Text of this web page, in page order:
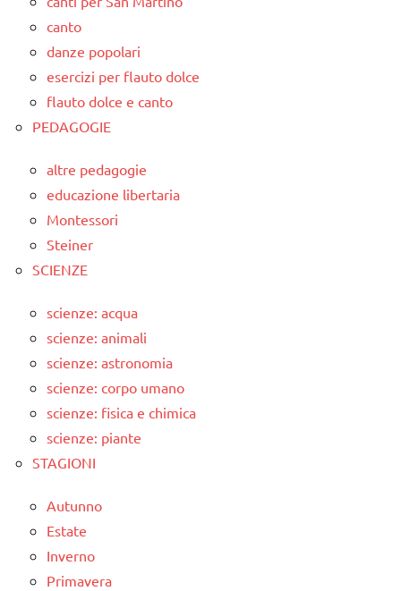
canto
danze popolari
esercizi per flauto dolce
flauto dolce e canto
PEDAGOGIE
altre pedagogie
educazione libertaria
Montessori
Steiner
SCIENZE
scienze: acqua
scienze: animali
scienze: astronomia
scienze: corpo umano
scienze: fisica e chimica
scienze: piante
STAGIONI
Autunno
Estate
Inverno
Primavera